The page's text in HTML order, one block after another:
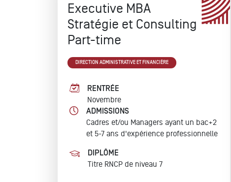
Executive MBA
Stratégie et Consulting
Part-time
DIRECTION ADMINISTRATIVE ET FINANCIÈRE
RENTRÉE
Novembre
ADMISSIONS
Cadres et/ou Managers ayant un bac+2
et 5-7 ans d'expérience professionnelle
DIPLÔME
Titre RNCP de niveau 7